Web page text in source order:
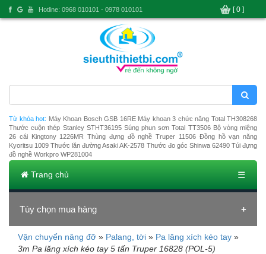
Từ khóa hot: Máy Khoan Bosch GSB 16RE Máy khoan 3 chức năng Total TH308268
Thước cuộn thép Stanley STHT36195 Súng phun sơn Total TT3506 Bộ vòng miệng
26 cái Kingtony 1226MR Thùng đựng đồ nghề Truper 11506 Đồng hồ vạn năng
Kyoritsu 1009 Thước lăn đường Asaki AK-2578 Thước đo góc Shinwa 62490 Túi đựng
đồ nghề Workpro WP281004
Trang chủ ☰
Tùy chọn mua hàng
Đang tải dữ liệu
Vận chuyển nâng đỡ » Palang, tời » Pa lăng xích kéo tay »
3m Pa lăng xích kéo tay 5 tấn Truper 16828 (POL-5)
Hotline: 0968 010101 - 0978 010101 [ 0 ]